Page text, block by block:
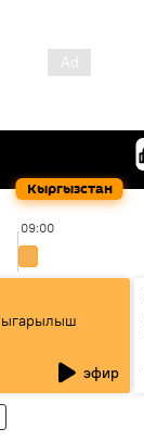
Кыргызстан
09:00
эфир